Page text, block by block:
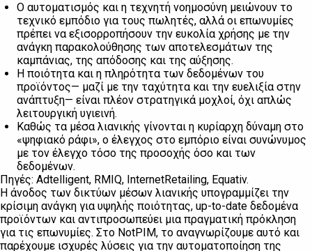
Ο αυτοματισμός και η τεχνητή νοημοσύνη μειώνουν το
τεχνικό εμπόδιο για τους πωλητές, αλλά οι επωνυμίες
πρέπει να εξισορροπήσουν την ευκολία χρήσης με την
ανάγκη παρακολούθησης των αποτελεσμάτων της
καμπάνιας, της απόδοσης και της αύξησης.
Η ποιότητα και η πληρότητα των δεδομένων του
προϊόντος— μαζί με την ταχύτητα και την ευελιξία στην
ανάπτυξη— είναι πλέον στρατηγικά μοχλοί, όχι απλώς
λειτουργική υγιεινή.
Καθώς τα μέσα λιανικής γίνονται η κυρίαρχη δύναμη στο
«ψηφιακό ράφι», ο έλεγχος στο εμπόριο είναι συνώνυμος
με τον έλεγχο τόσο της προσοχής όσο και των
δεδομένων.
Πηγές: Adtelligent, RMIQ, InternetRetailing, Equativ.
Η άνοδος των δικτύων μέσων λιανικής υπογραμμίζει την
κρίσιμη ανάγκη για υψηλής ποιότητας, up-to-date δεδομένα
προϊόντων και αντιπροσωπεύει μια πραγματική πρόκληση
για τις επωνυμίες. Στο NotPIM, το αναγνωρίζουμε αυτό και
παρέχουμε ισχυρές λύσεις για την αυτοματοποίηση της